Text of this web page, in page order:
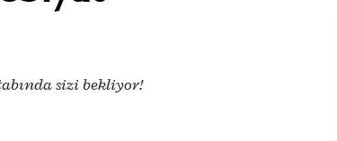
sizi bekliyor!